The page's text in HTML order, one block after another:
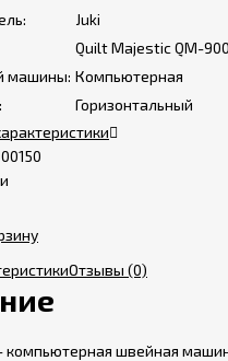
Juki
Quilt Majestic QM-900
машины: Компьютерная
Горизонтальный
Отзывы (0)
компьютерная швейная